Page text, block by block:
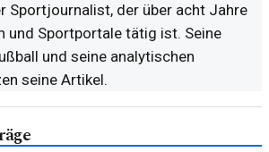
Sportjournalist, der über acht Jahre
und Sportportale tätig ist. Seine
und seine analytischen
seine Artikel.